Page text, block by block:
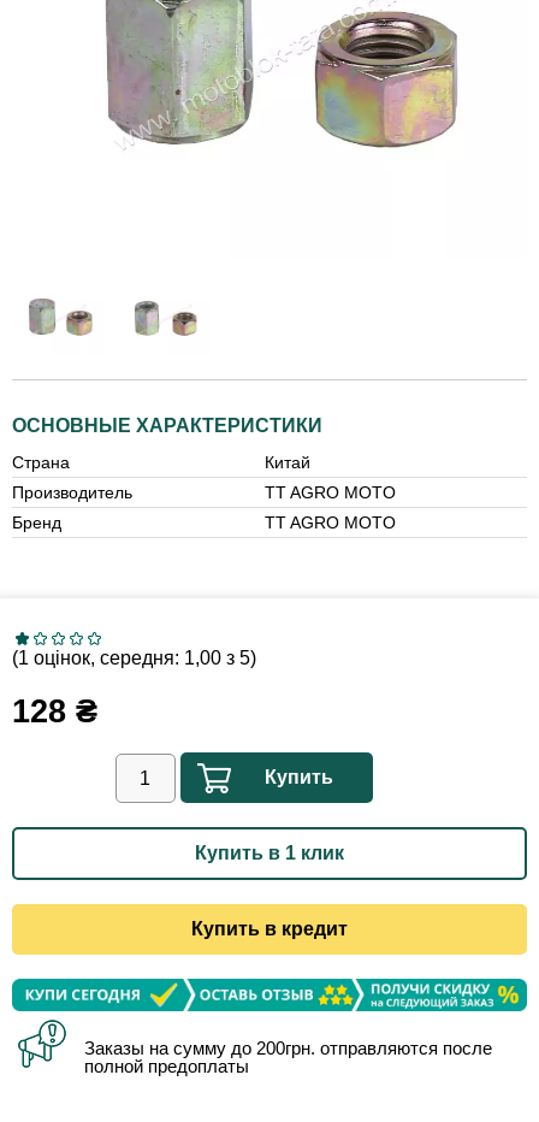
ОСНОВНЫЕ ХАРАКТЕРИСТИКИ
Страна
Китай
Производитель
TT AGRO MOTO
Бренд
TT AGRO MOTO
(1 оцінок, середня: 1,00 з 5)
128 ₴
Купить
Купить в 1 клик
Купить в кредит
Заказы на сумму до 200грн. отправляются после
полной предоплаты